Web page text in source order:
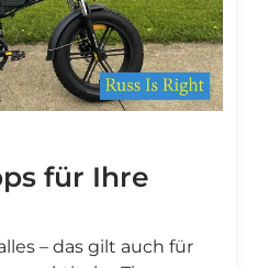
für Ihre
– das gilt auch für